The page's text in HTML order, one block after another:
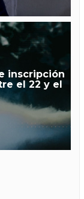
inscripción
el 22 y el